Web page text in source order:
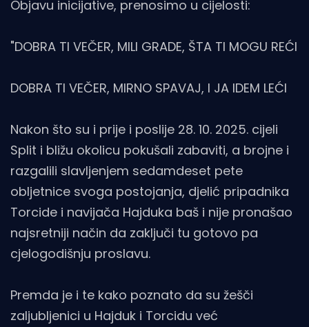
Objavu inicijative, prenosimo u cijelosti:
"DOBRA TI VEČER, MILI GRADE, ŠTA TI MOGU REĆI
DOBRA TI VEČER, MIRNO SPAVAJ, I JA IDEM LEĆI
Nakon što su i prije i poslije 28. 10. 2025. cijeli
Split i bližu okolicu pokušali zabaviti, a brojne i
razgalili slavljenjem sedamdeset pete
obljetnice svoga postojanja, djelić pripadnika
Torcide i navijača Hajduka baš i nije pronašao
najsretniji način da zaključi tu gotovo pa
cjelogodišnju proslavu.
Premda je i te kako poznato da su žešči
zaljubljenici u Hajduk i Torcidu već